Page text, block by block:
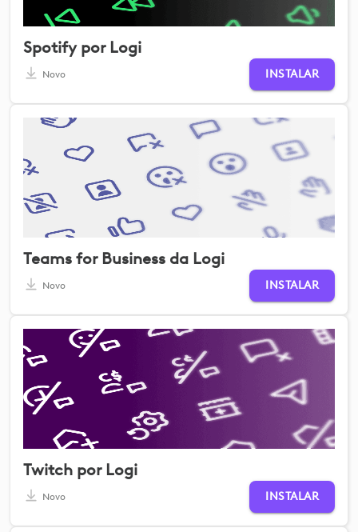
Spotify por Logi
Novo INSTALAR
Teams for Business da Logi
Novo INSTALAR
Twitch por Logi
Novo INSTALAR